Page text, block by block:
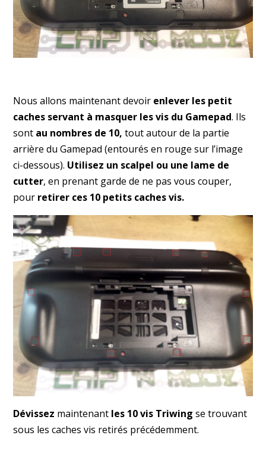
Nous allons maintenant devoir enlever les petit
caches servant à masquer les vis du Gamepad. Ils
sont au nombres de 10, tout autour de la partie
arrière du Gamepad (entourés en rouge sur l’image
ci-dessous). Utilisez un scalpel ou une lame de
cutter, en prenant garde de ne pas vous couper,
pour retirer ces 10 petits caches vis.
Dévissez maintenant les 10 vis Triwing se trouvant
sous les caches vis retirés précédemment.